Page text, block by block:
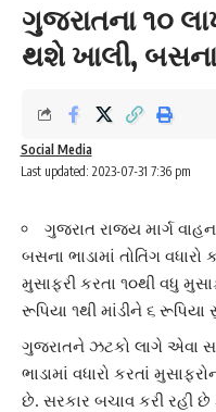
ગુજરાતના ૧૦
થશે ખાલી, બસના
Last updated: 2023-07-31 7:36 pm
Social Media
ગુજરાત રાજ્ય માર્ગ વાહન
બસના ભાડામાં તોતિંગ
મુસાફરી કરતા ૧૦થી વધુ
રૂપિયા ૧થી માંડીને ૬ રૂપિયા
ગુજરાતને ઝટકો લાગે એવા
ભાડામાં વધારો કરતાં
છે. સરકાર બચાવ કરી રહી